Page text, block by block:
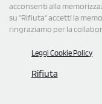
acconsenti alla
su "Rifiuta" accetti la
ringraziamo per la
Leggi Cookie Policy
Rifiuta